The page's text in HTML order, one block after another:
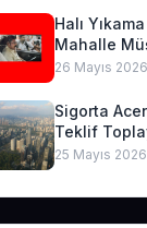
Halı
Mahalle
26 Mayıs 2026
Sigorta
Teklif
25 Mayıs 2026